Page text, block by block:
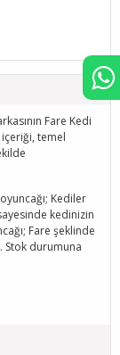
Fare Kedi
temel
Kediler
kedinizin
Fare şeklinde
Stok durumuna